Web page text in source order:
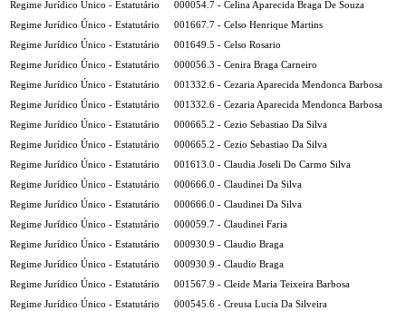
Regime Jurídico Único - Estatutário
000054.7 - Celina Aparecida Braga De Souza
Regime Jurídico Único - Estatutário
001667.7 - Celso Henrique Martins
Regime Jurídico Único - Estatutário
001649.5 - Celso Rosario
Regime Jurídico Único - Estatutário
000056.3 - Cenira Braga Carneiro
Regime Jurídico Único - Estatutário
001332.6 - Cezaria Aparecida Mendonca Barbosa
Regime Jurídico Único - Estatutário
001332.6 - Cezaria Aparecida Mendonca Barbosa
Regime Jurídico Único - Estatutário
000665.2 - Cezio Sebastiao Da Silva
Regime Jurídico Único - Estatutário
000665.2 - Cezio Sebastiao Da Silva
Regime Jurídico Único - Estatutário
001613.0 - Claudia Joseli Do Carmo Silva
Regime Jurídico Único - Estatutário
000666.0 - Claudinei Da Silva
Regime Jurídico Único - Estatutário
000666.0 - Claudinei Da Silva
Regime Jurídico Único - Estatutário
000059.7 - Claudinei Faria
Regime Jurídico Único - Estatutário
000930.9 - Claudio Braga
Regime Jurídico Único - Estatutário
000930.9 - Claudio Braga
Regime Jurídico Único - Estatutário
001567.9 - Cleide Maria Teixeira Barbosa
Regime Jurídico Único - Estatutário
000545.6 - Creusa Lucia Da Silveira